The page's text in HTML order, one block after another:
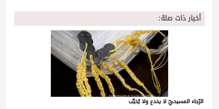
أخبار ذات صلة:
الرّجاء المسيحيّ لا يخدع ولا يُخيِّب